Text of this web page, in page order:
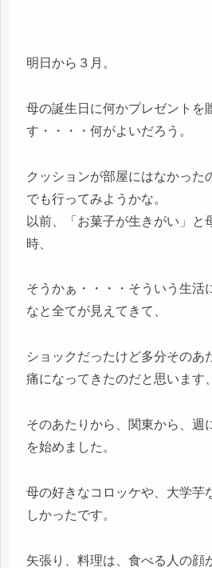
明日から３月。
母の誕生日に何かプレゼントを
す・・・・何がよいだろう。
クッションが部屋にはなかった
でも行ってみようかな。
以前、「お菓子が生きがい」と
時、
そうかぁ・・・・そういう生活
なと全てが見えてきて、
ショックだったけど多分そのあ
痛になってきたのだと思います、
そのあたりから、関東から、週
を始めました。
母の好きなコロッケや、大学芋
しかったです。
矢張り、料理は、食べる人の顔